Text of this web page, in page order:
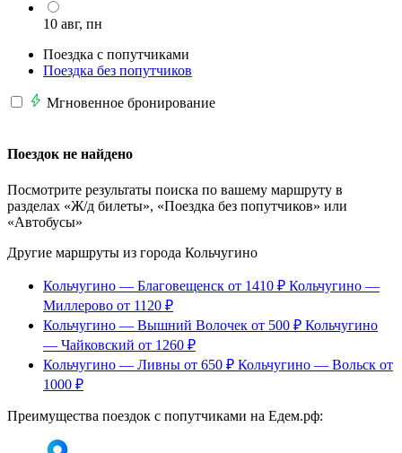
10 авг, пн
Поездка с попутчиками
Поездка без попутчиков
Мгновенное бронирование
Поездок не найдено
Посмотрите результаты поиска по вашему маршруту в
разделах «Ж/д билеты», «Поездка без попутчиков» или
«Автобусы»
Другие маршруты из города Кольчугино
Кольчугино — Благовещенск от 1410 ₽ Кольчугино —
Миллерово от 1120 ₽
Кольчугино — Вышний Волочек от 500 ₽ Кольчугино
— Чайковский от 1260 ₽
Кольчугино — Ливны от 650 ₽ Кольчугино — Вольск от
1000 ₽
Преимущества поездок с попутчиками на Едем.рф: